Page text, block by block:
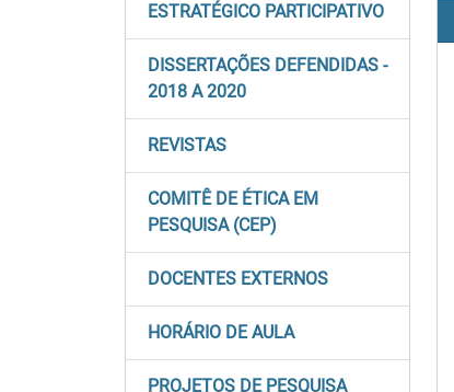
ESTRATÉGICO PARTICIPATIVO
DISSERTAÇÕES DEFENDIDAS -
2018 A 2020
REVISTAS
COMITÊ DE ÉTICA EM
PESQUISA (CEP)
DOCENTES EXTERNOS
HORÁRIO DE AULA
PROJETOS DE PESQUISA